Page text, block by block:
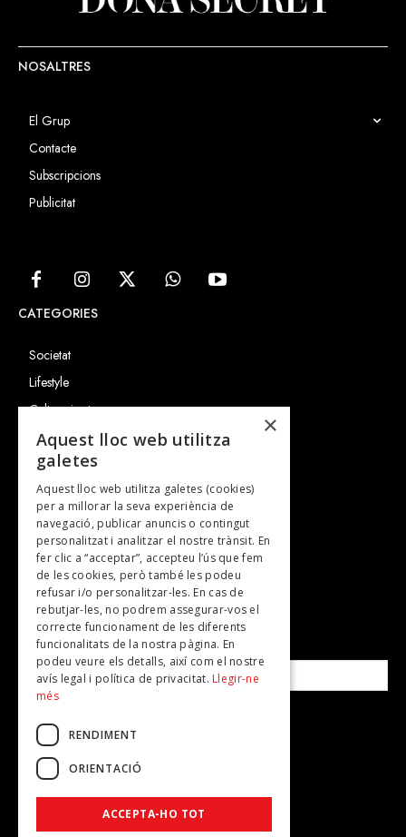
NOSALTRES
El Grup
Contacte
Subscripcions
Publicitat
CATEGORIES
Societat
Lifestyle
Cultura i art
Entrevistes
Gastronomia
TV
Plans per fer
Revistes
SUBSCRIU-TE A LA NOSTRA NEWSLETTER!
Correu electrònic*
Accepto lapolítica de privacitat
×
Aquest lloc web utilitza
galetes
Aquest lloc web utilitza galetes (cookies)
per a millorar la seva experiència de
navegació, publicar anuncis o contingut
personalitzat i analitzar el nostre trànsit. En
fer clic a “acceptar”, accepteu l’ús que fem
de les cookies, però també les podeu
refusar i/o personalitzar-les. En cas de
rebutjar-les, no podrem assegurar-vos el
correcte funcionament de les diferents
funcionalitats de la nostra pàgina. En
podeu veure els detalls, així com el nostre
avís legal i política de privacitat. Llegir-ne
més
RENDIMENT
ORIENTACIÓ
ACCEPTA-HO TOT